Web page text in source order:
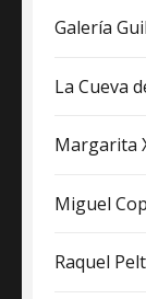
Galería
La Cueva
Margarita
Miguel
Raquel